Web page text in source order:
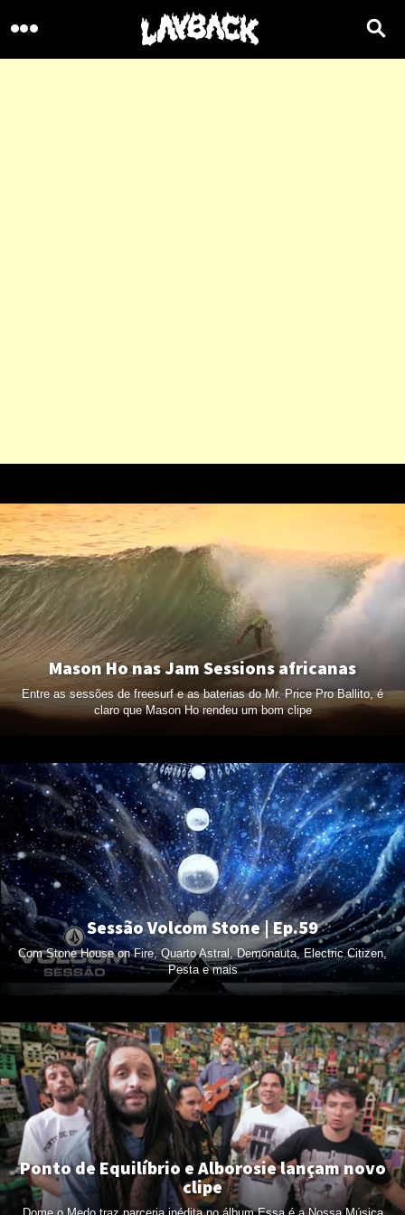
Mason Ho nas Jam Sessions africanas
Entre as sessões de freesurf e as baterias do Mr. Price Pro Ballito, é
claro que Mason Ho rendeu um bom clipe
Sessão Volcom Stone | Ep.59
Com Stone House on Fire, Quarto Astral, Demonauta, Electric Citizen,
Pesta e mais
Ponto de Equilíbrio e Alborosie lançam novo
clipe